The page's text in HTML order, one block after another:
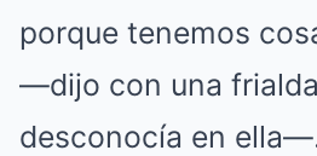
porque tenemos
—dijo con una
desconocía en